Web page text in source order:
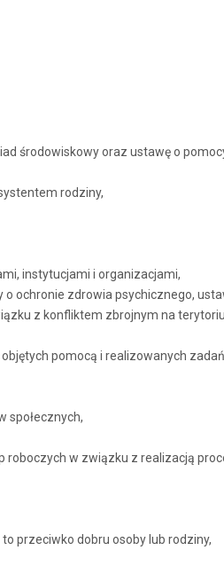
środowiskowy oraz ustawę o
rodziny,
instytucjami i organizacjami,
ochronie zdrowia psychicznego,
z konfliktem zbrojnym na
pomocą i realizowanych
społecznych,
w związku z realizacją
przeciwko dobru osoby lub rodziny,